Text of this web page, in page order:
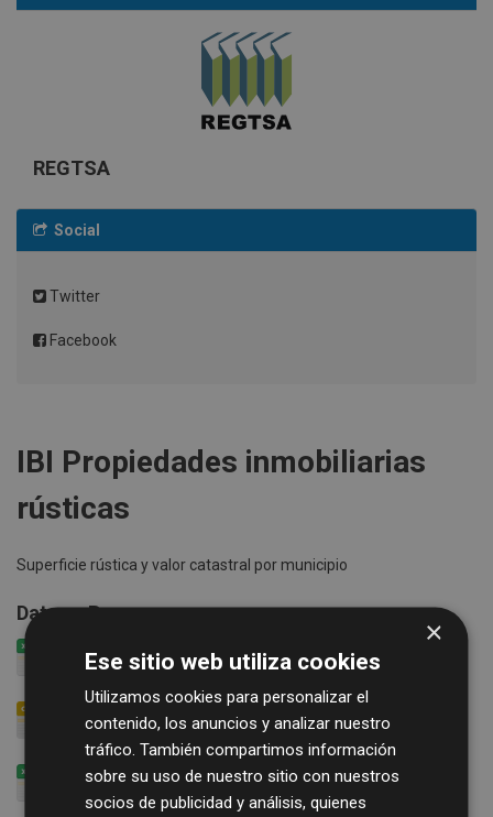
REGTSA
Social
Twitter
Facebook
IBI Propiedades inmobiliarias
rústicas
Superficie rústica y valor catastral por municipio
Datos y Recursos
IBI Propiedades inmobiliarias rústicas 2022
IBI Propiedades inmobiliarias rústicas 2022
IBI Propiedades inmobiliarias rústicas 2022
IBI Propiedades inmobiliarias rústicas 2023
IBI Propiedades inmobiliarias rústicas 2023
×
Ese sitio web utiliza cookies
Utilizamos cookies para personalizar el
contenido, los anuncios y analizar nuestro
tráfico. También compartimos información
sobre su uso de nuestro sitio con nuestros
socios de publicidad y análisis, quienes